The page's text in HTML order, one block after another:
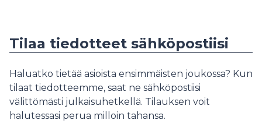
Tilaa tiedotteet sähköpostiisi
Haluatko tietää asioista ensimmäisten joukossa? Kun
tilaat tiedotteemme, saat ne sähköpostiisi
välittömästi julkaisuhetkellä. Tilauksen voit
halutessasi perua milloin tahansa.